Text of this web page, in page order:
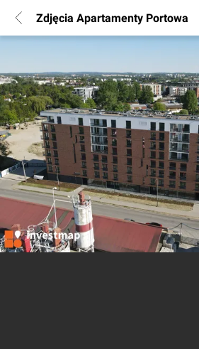
Zdjęcia Apartamenty Portowa